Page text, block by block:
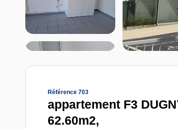
Référence 703
appartement F3
62.60m2,